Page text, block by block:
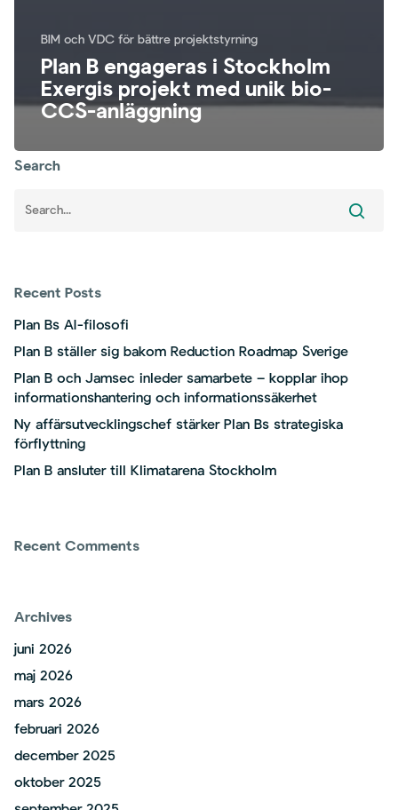
BIM och VDC för bättre projektstyrning
Plan B engageras i Stockholm
Exergis projekt med unik bio-
CCS-anläggning
Search
Recent Posts
Plan Bs AI-filosofi
Plan B ställer sig bakom Reduction Roadmap Sverige
Plan B och Jamsec inleder samarbete – kopplar ihop
informationshantering och informationssäkerhet
Ny affärsutvecklingschef stärker Plan Bs strategiska
förflyttning
Plan B ansluter till Klimatarena Stockholm
Recent Comments
Archives
juni 2026
maj 2026
mars 2026
februari 2026
december 2025
oktober 2025